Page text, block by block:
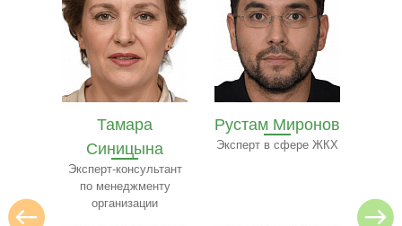
Рустам Миронов
Эксперт в сфере ЖКХ
Полина Ильина
Преподаватель